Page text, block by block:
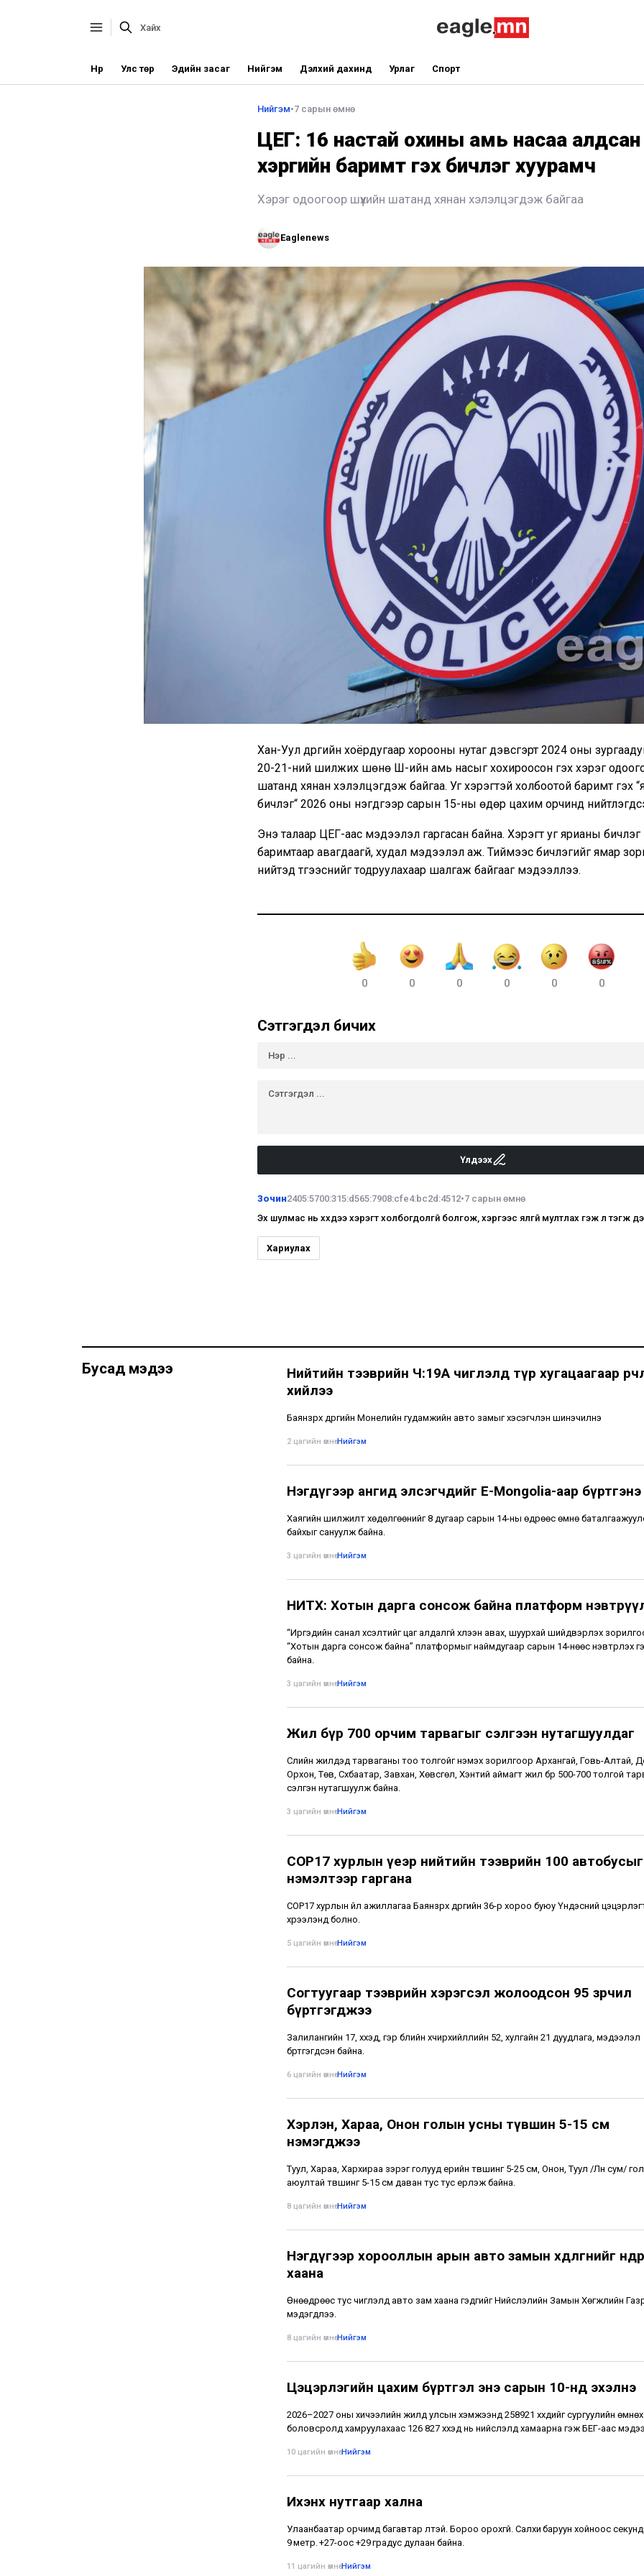
Нүүр Улс төр Эдийн засаг Нийгэм Дэлхий дахинд Урлаг Спорт
Нийгэм•7 сарын өмнө
ЦЕГ: 16 настай охины амь насаа алдсан
хэргийн баримт гэх бичлэг хуурамч
Хэрэг одоогоор шүүхийн шатанд хянан хэлэлцэгдэж байгаа
Eaglenews
Хан-Уул дүүргийн хоёрдугаар хорооны нутаг дэвсгэрт 2024 оны
20-21-ний шилжих шөнө Ш-ийн амь насыг хохироосон гэх хэрэг
шатанд хянан хэлэлцэгдэж байгаа. Уг хэрэгтэй холбоотой баримт гэх
бичлэг“ 2026 оны нэгдүгээр сарын 15-ны өдөр цахим орчинд
Энэ талаар ЦЕГ-аас мэдээлэл гаргасан байна. Хэрэгт уг ярианы бичлэг
баримтаар авагдаагүй, худал мэдээлэл аж. Тиймээс бичлэгийг ямар
нийтэд түгээснийг тодруулахаар шалгаж байгааг мэдээллээ.
0 0 0 0 0 0
Сэтгэгдэл бичих
Үлдээх
Зочин2405:5700:315:d565:7908:cfe4:bc2d:4512•7 сарын өмнө
Эх шулмас нь хүүхдээ хэрэгт холбогдолгүй болгож, хэргээс ялгүй мултлах гэж л тэгж
Хариулах
Бусад мэдээ
Нийтийн тээврийн Ч:19А чиглэлд түр хугацаагаар
хийлээ
Баянзүрх дүүргийн Монелийн гудамжийн авто замыг хэсэгчлэн шинэчилнэ
2 цагийн өмнө•Нийгэм
Нэгдүгээр ангид элсэгчдийг E-Mongolia-аар бүртгэнэ
Хаягийн шилжилт хөдөлгөөнийг 8 дугаар сарын 14-ны өдрөөс өмнө
байхыг сануулж байна.
3 цагийн өмнө•Нийгэм
НИТХ: Хотын дарга сонсож байна платформ
“Иргэдийн санал хүсэлтийг цаг алдалгүй хүлээн авах, шуурхай шийдвэрлэх
“Хотын дарга сонсож байна” платформыг наймдугаар сарын 14-нөөс нэвтрүүлэх
байна.
3 цагийн өмнө•Нийгэм
Жил бүр 700 орчим тарвагыг сэлгээн нутагшуулдаг
Сүүлийн жилүүдэд тарваганы тоо толгойг нэмэх зорилгоор Архангай, Говь-Алтай,
Орхон, Төв, Сүхбаатар, Завхан, Хөвсгөл, Хэнтий аймагт жил бүр 500-700 толгой
сэлгэн нутагшуулж байна.
3 цагийн өмнө•Нийгэм
СОР17 хурлын үеэр нийтийн тээврийн 100 автобусыг
нэмэлтээр гаргана
СОР17 хурлын үйл ажиллагаа Баянзүрх дүүргийн 36-р хороо буюу Үндэсний
хүрээлэнд болно.
5 цагийн өмнө•Нийгэм
Согтуугаар тээврийн хэрэгсэл жолоодсон 95 зөрчил
бүртгэгджээ
Залилангийн 17, хүүхэд, гэр бүлийн хүчирхийллийн 52, хулгайн 21 дуудлага, мэдээлэл
бүртгэгдсэн байна.
6 цагийн өмнө•Нийгэм
Хэрлэн, Хараа, Онон голын усны түвшин 5-15 см
нэмэгджээ
Туул, Хараа, Хархираа зэрэг голууд үерийн түвшинг 5-25 см, Онон, Туул /Лүн сум/ гол
аюултай түвшинг 5-15 см даван тус тус үерлэж байна.
8 цагийн өмнө•Нийгэм
Нэгдүгээр хорооллын арын авто замын хөдөлгөөнийг
хаана
Өнөөдрөөс тус чиглэлд авто зам хаана гэдгийг Нийслэлийн Замын Хөгжлийн
мэдэгдлээ.
8 цагийн өмнө•Нийгэм
Цэцэрлэгийн цахим бүртгэл энэ сарын 10-нд эхэлнэ
2026–2027 оны хичээлийн жилд улсын хэмжээнд 258921 хүүхдийг сургуулийн өмнөх
боловсролд хамруулахаас 126 827 хүүхэд нь нийслэлд хамаарна гэж БЕГ-аас
10 цагийн өмнө•Нийгэм
Ихэнх нутгаар хална
Улаанбаатар орчимд багавтар үүлтэй. Бороо орохгүй. Салхи баруун хойноос
9 метр. +27-оос +29 градус дулаан байна.
11 цагийн өмнө•Нийгэм